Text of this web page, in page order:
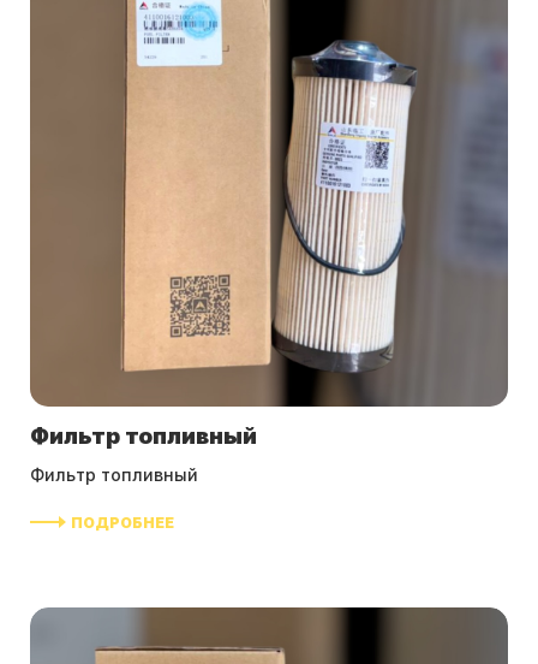
Фильтр топливный
Фильтр топливный
ПОДРОБНЕЕ